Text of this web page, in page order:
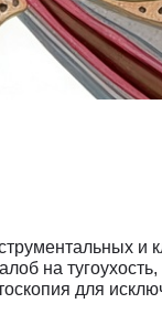
и
на
для